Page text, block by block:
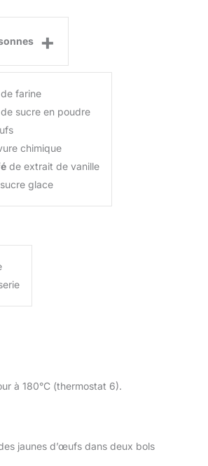
+
de farine
de sucre en poudre
chimique
de extrait de vanille
sucre glace
à 180°C (thermostat 6).
jaunes d’œufs dans deux bols